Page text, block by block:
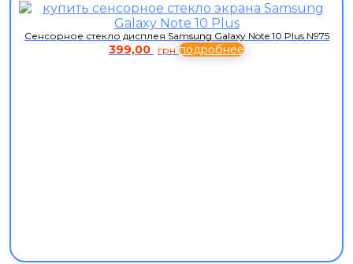
Сенсорное стекло дисплея Samsung Galaxy Note 10 Plus N975
399,00 грн подробнее